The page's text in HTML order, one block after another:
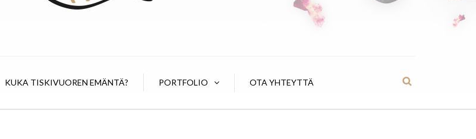
KUKA TISKIVUOREN EMÄNTÄ? PORTFOLIO OTA YHTEYTTÄ